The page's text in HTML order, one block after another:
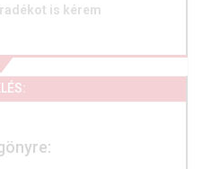
is kérem